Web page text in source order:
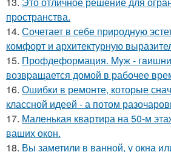
пространства.
14. Сочетает в себе природную
комфорт и архитектурную
15. Профдеформация. Myж -
возвpaщается домой в рабочее
16. Ошибки в ремонте, которые
классной идеей - а потом
17. Маленькая квартира на 50-м
ваших окон.
18. Вы заметили в ванной, у окна